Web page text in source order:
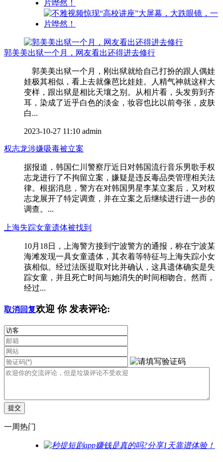
郭美美出狱一个月，网友看出还得进去修行
郭美美出狱一个月，刚出狱就给自己打扮的跟人偶娃
娃极其相似，看上去就像芭比娃娃。人精气神就这样大
变样，跟出狱是相比天壤之别。从相片看，头发剪到齐
耳，染成了近乎白色的淡金，妆容也比以前夸张，皮肤
白...
2023-10-27 11:10 admin
权志龙涉嫌吸毒被立案
据报道，韩国仁川警察厅近日对韩国流行音乐男歌手权
志龙进行了不拘留立案，嫌疑是违反毒品类管理相关法
律。根据消息，警方在对韩国男星李某立案后，又对权
志龙展开了特定调查，并在立案之后继续进行进一步的
调查。...
上海失踪女童遗体被找到
10月18日，上海警方接到宁波警方的通报，称在宁波某
海滩发现一具女童遗体，其衣着等特征与上海失踪小女
孩相似。经过法医提取对比并确认，这具遗体确实是失
踪女童，并且死亡时间与她消失的时间相吻合。然而，
经过...
取消回复欢迎 你发表评论:
一周热门